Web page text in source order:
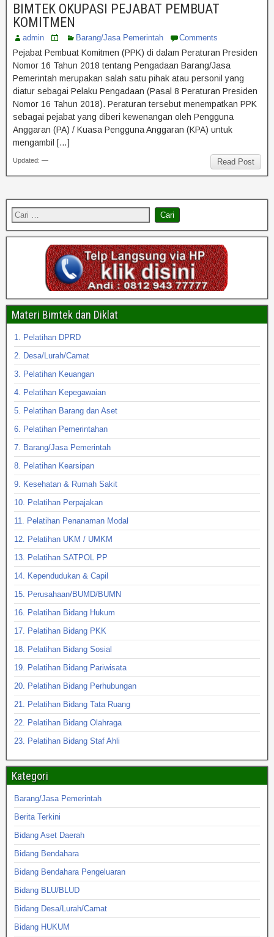
BIMTEK OKUPASI PEJABAT PEMBUAT
KOMITMEN
admin Barang/Jasa Pemerintah Comments
Pejabat Pembuat Komitmen (PPK) di dalam Peraturan Presiden
Nomor 16 Tahun 2018 tentang Pengadaan Barang/Jasa
Pemerintah merupakan salah satu pihak atau personil yang
diatur sebagai Pelaku Pengadaan (Pasal 8 Peraturan Presiden
Nomor 16 Tahun 2018). Peraturan tersebut menempatkan PPK
sebagai pejabat yang diberi kewenangan oleh Pengguna
Anggaran (PA) / Kuasa Pengguna Anggaran (KPA) untuk
mengambil […]
Read Post
Updated: —
Materi Bimtek dan Diklat
1. Pelatihan DPRD
2. Desa/Lurah/Camat
3. Pelatihan Keuangan
4. Pelatihan Kepegawaian
5. Pelatihan Barang dan Aset
6. Pelatihan Pemerintahan
7. Barang/Jasa Pemerintah
8. Pelatihan Kearsipan
9. Kesehatan & Rumah Sakit
10. Pelatihan Perpajakan
11. Pelatihan Penanaman Modal
12. Pelatihan UKM / UMKM
13. Pelatihan SATPOL PP
14. Kependudukan & Capil
15. Perusahaan/BUMD/BUMN
16. Pelatihan Bidang Hukum
17. Pelatihan Bidang PKK
18. Pelatihan Bidang Sosial
19. Pelatihan Bidang Pariwisata
20. Pelatihan Bidang Perhubungan
21. Pelatihan Bidang Tata Ruang
22. Pelatihan Bidang Olahraga
23. Pelatihan Bidang Staf Ahli
Kategori
Barang/Jasa Pemerintah
Berita Terkini
Bidang Aset Daerah
Bidang Bendahara
Bidang Bendahara Pengeluaran
Bidang BLU/BLUD
Bidang Desa/Lurah/Camat
Bidang HUKUM